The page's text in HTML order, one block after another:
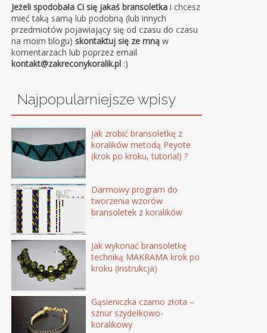
Jeżeli spodobała Ci się jakaś bransoletka i chcesz
mieć taką samą lub podobną (lub innych
przedmiotów pojawiający się od czasu do czasu
na moim blogu)skontaktuj się ze mną w
komentarzach lub poprzez email
kontakt@zakreconykoralik.pl :)
Najpopularniejsze wpisy
Jak zrobić bransoletkę z
koralików metodą Peyote
(krok po kroku, tutorial) ?
Darmowy program do
tworzenia wzorów
bransoletek z koralików
Jak wykonać bransoletkę
techniką MAKRAMA krok po
kroku (instrukcja)
Gąsieniczka czarno złota –
sznur szydełkowo-
koralikowy